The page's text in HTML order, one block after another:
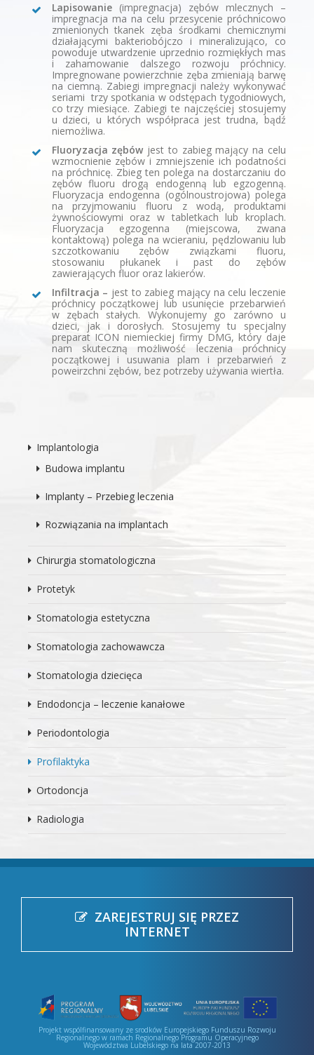
Lapisowanie(impregnacja) zębów mlecznych –
impregnacja ma na celu przesycenie próchnicowo
zmienionych tkanek zęba środkami chemicznymi
działającymi bakteriobójczo i mineralizująco, co
powoduje utwardzenie uprzednio rozmiękłych mas
i zahamowanie dalszego rozwoju próchnicy.
Impregnowane powierzchnie zęba zmieniają barwę
na ciemną. Zabiegi impregnacji należy wykonywać
seriami  trzy spotkania w odstępach tygodniowych,
co trzy miesiące. Zabiegi te najczęściej stosujemy
u dzieci, u których współpraca jest trudna, bądź
niemożliwa.
Fluoryzacja zębów  jest to zabieg mający na celu
wzmocnienie zębów i zmniejszenie ich podatności
na próchnicę. Zbieg ten polega na dostarczaniu do
zębów fluoru drogą endogenną lub egzogenną.
Fluoryzacja endogenna (ogólnoustrojowa) polega
na przyjmowaniu fluoru z wodą, produktami
żywnościowymi oraz w tabletkach lub kroplach.
Fluoryzacja egzogenna (miejscowa, zwana
kontaktową) polega na wcieraniu, pędzlowaniu lub
szczotkowaniu zębów związkami fluoru,
stosowaniu płukanek i past do zębów
zawierających fluor oraz lakierów.
Infiltracja – jest to zabieg mający na celu leczenie
próchnicy początkowej lub usunięcie przebarwień
w zębach stałych. Wykonujemy go zarówno u
dzieci, jak i dorosłych. Stosujemy tu specjalny
preparat ICON niemieckiej firmy DMG, który daje
nam skuteczną możliwość leczenia próchnicy
początkowej i usuwania plam i przebarwień z
poweirzchni zębów, bez potrzeby używania wiertła.
Implantologia
Budowa implantu
Implanty – Przebieg leczenia
Rozwiązania na implantach
Chirurgia stomatologiczna
Protetyk
Stomatologia estetyczna
Stomatologia zachowawcza
Stomatologia dziecięca
Endodoncja – leczenie kanałowe
Periodontologia
Profilaktyka
Ortodoncja
Radiologia
ZAREJESTRUJ SIĘ PRZEZ
INTERNET
Projekt wspólfinansowany ze srodków Europejskiego Funduszu Rozwoju
Regionalnego w ramach Regionalnego Programu Operacyjnego
Województwa Lubelskiego na lata 2007-2013